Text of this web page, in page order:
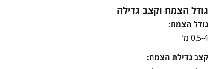
גודל הצמח וקצב גדילה
גודל הצמח:
0.5-4 מ’
קצב גדילת הצמח: